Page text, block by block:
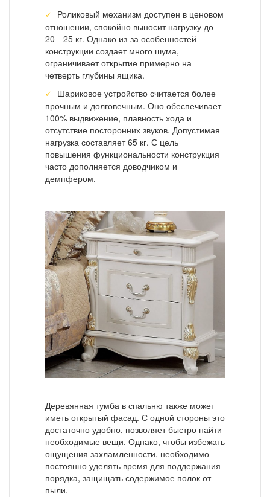
Роликовый механизм доступен в ценовом
отношении, спокойно выносит нагрузку до
20—25 кг. Однако из-за особенностей
конструкции создает много шума,
ограничивает открытие примерно на
четверть глубины ящика.
Шариковое устройство считается более
прочным и долговечным. Оно обеспечивает
100% выдвижение, плавность хода и
отсутствие посторонних звуков. Допустимая
нагрузка составляет 65 кг. С цель
повышения функциональности конструкция
часто дополняется доводчиком и
демпфером.
Деревянная тумба в спальню также может
иметь открытый фасад. С одной стороны это
достаточно удобно, позволяет быстро найти
необходимые вещи. Однако, чтобы избежать
ощущения захламленности, необходимо
постоянно уделять время для поддержания
порядка, защищать содержимое полок от
пыли.